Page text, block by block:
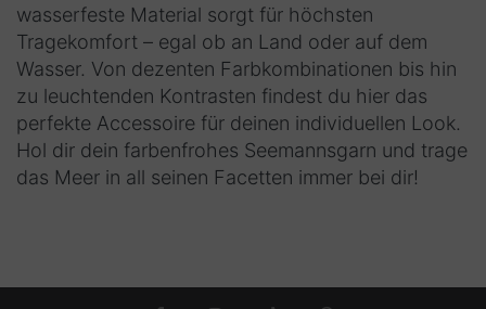
wasserfeste Material sorgt für höchsten
Tragekomfort – egal ob an Land oder auf dem
Wasser. Von dezenten Farbkombinationen bis hin
zu leuchtenden Kontrasten findest du hier das
perfekte Accessoire für deinen individuellen Look.
Hol dir dein farbenfrohes Seemannsgarn und trage
das Meer in all seinen Facetten immer bei dir!